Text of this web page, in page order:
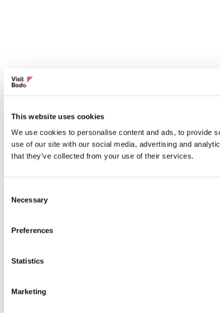
This website uses cookies
We use cookies to personalise content and ads, to provide
use of our site with our social media, advertising and
that they’ve collected from your use of their services.
Selection
Necessary
Preferences
Statistics
Marketing